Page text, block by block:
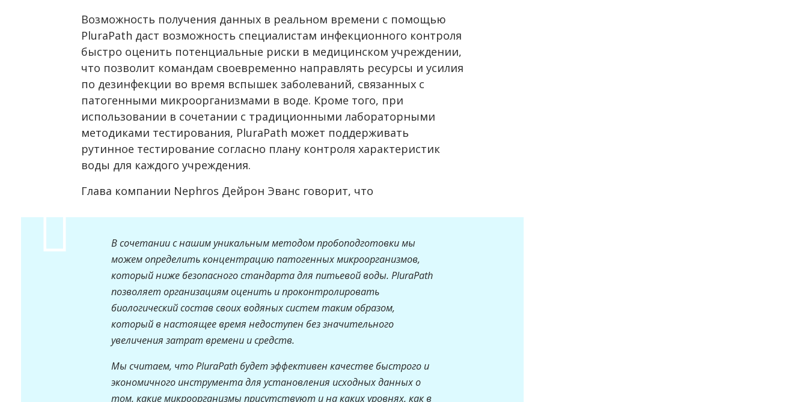
Возможность получения данных в реальном времени с помощью
PluraPath даст возможность специалистам инфекционного контроля
быстро оценить потенциальные риски в медицинском учреждении,
что позволит командам своевременно направлять ресурсы и усилия
по дезинфекции во время вспышек заболеваний, связанных с
патогенными микроорганизмами в воде. Кроме того, при
использовании в сочетании с традиционными лабораторными
методиками тестирования, PluraPath может поддерживать
рутинное тестирование согласно плану контроля характеристик
воды для каждого учреждения.
Глава компании Nephros Дейрон Эванс говорит, что
В сочетании с нашим уникальным методом пробоподготовки мы
можем определить концентрацию патогенных микроорганизмов,
который ниже безопасного стандарта для питьевой воды. PluraPath
позволяет организациям оценить и проконтролировать
биологический состав своих водяных систем таким образом,
который в настоящее время недоступен без значительного
увеличения затрат времени и средств.
Мы считаем, чтоPluraPathбудет эффективен качестве быстрого и
экономичного инструмента для установления исходных данных о
том, какие микроорганизмы присутствуют и на каких уровнях, как в